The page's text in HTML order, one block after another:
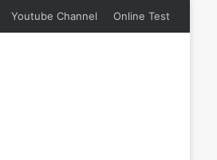
Youtube Channel Online Test